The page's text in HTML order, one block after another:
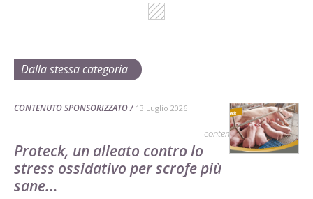
Dalla stessa categoria
CONTENUTO SPONSORIZZATO 13 Luglio 2026
contenuto sponsorizzato
Proteck, un alleato contro lo
stress ossidativo per scrofe più
sane...